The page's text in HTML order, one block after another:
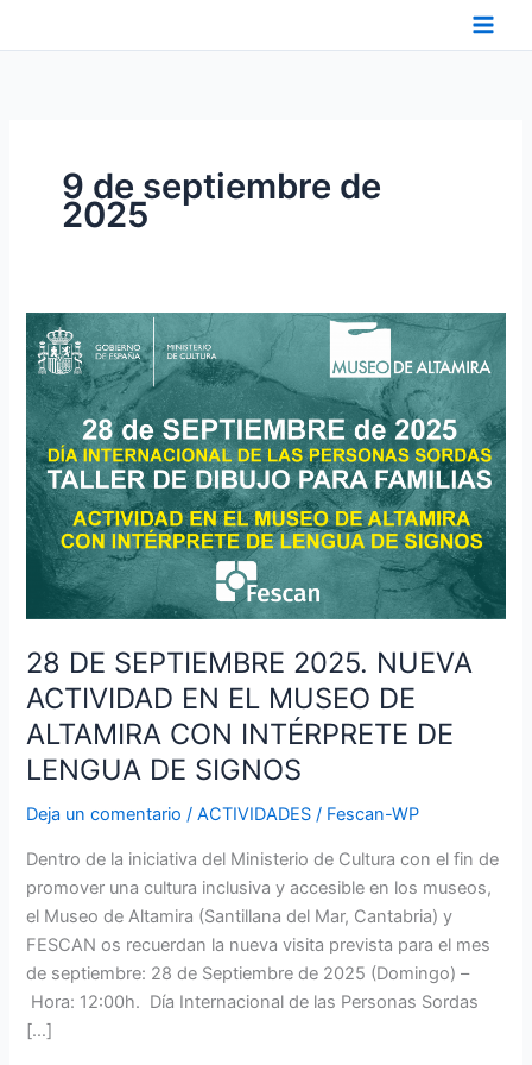
9 de septiembre de
2025
28 DE SEPTIEMBRE 2025. NUEVA
ACTIVIDAD EN EL MUSEO DE
ALTAMIRA CON INTÉRPRETE DE
LENGUA DE SIGNOS
Deja un comentario /ACTIVIDADES / Fescan-WP
Dentro de la iniciativa del Ministerio de Cultura con el fin de
promover una cultura inclusiva y accesible en los museos,
el Museo de Altamira (Santillana del Mar, Cantabria) y
FESCAN os recuerdan la nueva visita prevista para el mes
de septiembre: 28 de Septiembre de 2025 (Domingo) –
Hora: 12:00h. Día Internacional de las Personas Sordas
[…]
28
DE
SEPTIEMBRE
2025.
NUEVA
ACTIVIDAD
EN
EL
MUSEO
ALTAMIRA
INTÉRPRETE
DE
LENGUA
DE
SIGNOS